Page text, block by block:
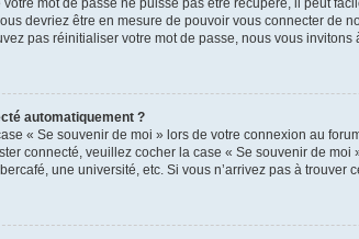
devriez être en mesure de pouvoir vous connecter de
pas réinitialiser votre mot de passe, nous vous invitons
automatiquement ?
« Se souvenir de moi » lors de votre connexion au
connecté, veuillez cocher la case « Se souvenir de
une université, etc. Si vous n’arrivez pas à